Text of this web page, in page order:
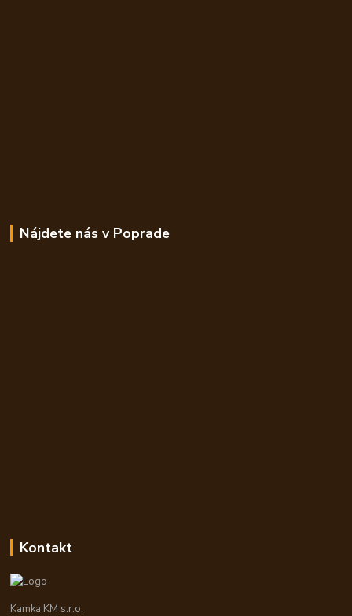
Nájdete nás v Poprade
Kontakt
Kamka KM s.r.o.